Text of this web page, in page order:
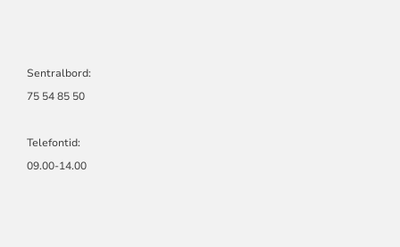
Sentralbord:
75 54 85 50
Telefontid:
09.00-14.00